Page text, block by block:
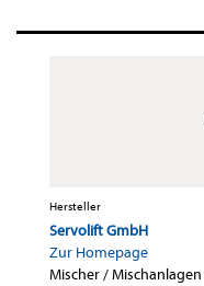
Hersteller
Servolift GmbH
Zur Homepage
Mischer / Mischanlagen